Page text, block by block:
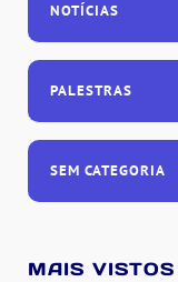
NOTÍCIAS
PALESTRAS
SEM CATEGORIA
MAIS VISTOS